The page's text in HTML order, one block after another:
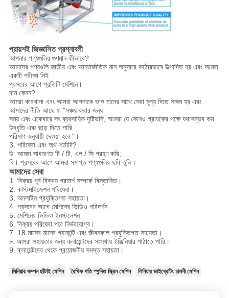
প্রায়শই জিজ্ঞাসিত প্রশ্নাবলী
আপনার পণ্যগুলির গুণমান কীভাবে?
আমাদের পণ্যগুলি জাতীয় এবং আন্তর্জাতিক মান অনুসারে কঠোরভাবে উত্পাদিত হয় এবং আমরা
একটি পরীক্ষা নিই
প্রসবের আগে প্রতিটি মেশিনে।
দাম কেমন?
আমরা কারখানা এবং আমরা আপনাকে ভাল মানের সাথে সেরা মূল্য দিতে সক্ষম হব এবং
আমাদের নীতি আছে যা "সঞ্চয় করার জন্য
সময় এবং একেবারে সৎ ব্যবসায়িক দৃষ্টিভঙ্গি, আমরা যে কোনও গ্রাহকের পক্ষে যথাসম্ভব কম
উদ্ধৃতি এবং ছাড় দিতে পারি
পরিমাণ অনুযায়ী দেওয়া হবে "।
3. পরিষেবা এবং অর্থ শর্তাদি?
উ: আমরা সাধারণত টি / টি, এল / সি গ্রহণ করি;
বি। প্রসবের আগে আমরা সমাপ্ত পণ্যগুলির ছবি তুলি।
আমাদের সেবা
1. বিক্রয় পূর্ব বিক্রয় পরামর্শ সম্পর্কে বিস্তারিত।
2. কাস্টমাইজেশন পরিষেবা।
3. অনলাইন প্রযুক্তিগত সহায়তা।
4. প্রসবের আগে মেশিনের ভিডিও পরিদর্শন
5. মেশিনের ভিডিও ইনস্টলেশন
6. বিক্রয় পরিষেবা পরে নির্ভরযোগ্য।
7. 18 মাসের মানের গ্যারান্টি এবং জীবনকাল প্রযুক্তিগত সহায়তা।
৮. আমরা সহায়তার জন্য ক্লায়েন্টদের সংস্থায় ইঞ্জিনিয়ার পাঠাতে পারি।
9. ক্লায়েন্টদের থেকে প্রয়োজনীয় সমস্ত সহায়তা।
লিনিয়ার কম্পন ছাঁটাই মেশিন রৈখিক গতি স্পন্দিত স্ক্রিন মেশিন লিনিয়ার ভাইব্রেটিং চালনী মেশিন